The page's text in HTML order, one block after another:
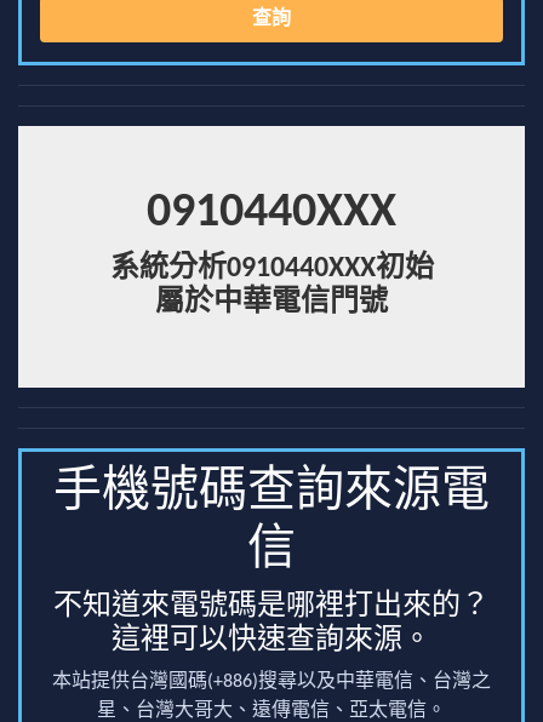
查詢
0910440XXX
系統分析0910440XXX初始
屬於中華電信門號
手機號碼查詢來源電
信
不知道來電號碼是哪裡打出來的？
這裡可以快速查詢來源。
本站提供台灣國碼(+886)搜尋以及中華電信、台灣之
星、台灣大哥大、遠傳電信、亞太電信。